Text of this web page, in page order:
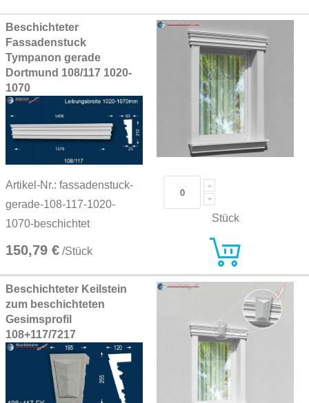
Grouped
product
items
Beschichteter
Fassadenstuck
Tympanon gerade
Dortmund 108/117 1020-
1070
Artikel-Nr.: fassadenstuck-
gerade-108-117-1020-
1070-beschichtet
150,79 € /Stück
Stück
Beschichteter Keilstein
zum beschichteten
Gesimsprofil
108+117/7217